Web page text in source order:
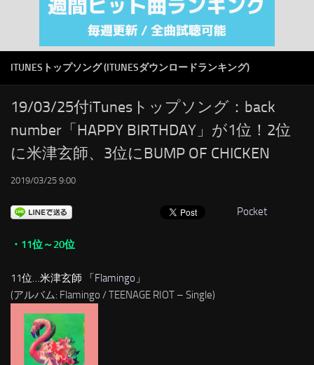
オリジナルiTunes週間トップソング
RSS
LINKS
ITUNESトップソング (ITUNESダウンロードランキング)
19/03/25付iTunesトップソング：back
number「HAPPY BIRTHDAY」が1位！2位
に米津玄師、3位にBUMP OF CHICKEN
2019/03/25 9:00
Pocket
・11位～20位
11位…米津玄師 「Flamingo 」
(アルバム: Flamingo / TEENAGE RIOT – Single)